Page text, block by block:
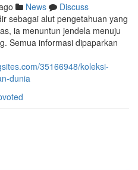
News
Discuss
sebagai alut pengetahuan yang
ia menuntun jendela menuju
Semua informasi dipaparkan
35166948/koleksi-
dunia